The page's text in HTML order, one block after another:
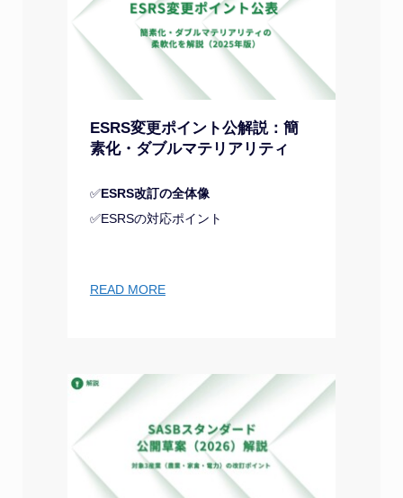
ESRS変更ポイント公解説：簡
素化・ダブルマテリアリティ
✅ESRS改訂の全体像
✅ESRSの対応ポイント
READ MORE